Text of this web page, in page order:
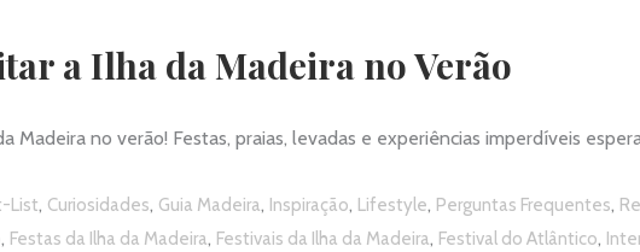
a Ilha da Madeira no Verão
Madeira no verão! Festas, praias, levadas e experiências imperdíveis
List, Curiosidades, Guia Madeira, Inspiração, Lifestyle, Perguntas Frequentes,
, Festas da Ilha da Madeira, Festivais da Ilha da Madeira, Festival do Atlântico,